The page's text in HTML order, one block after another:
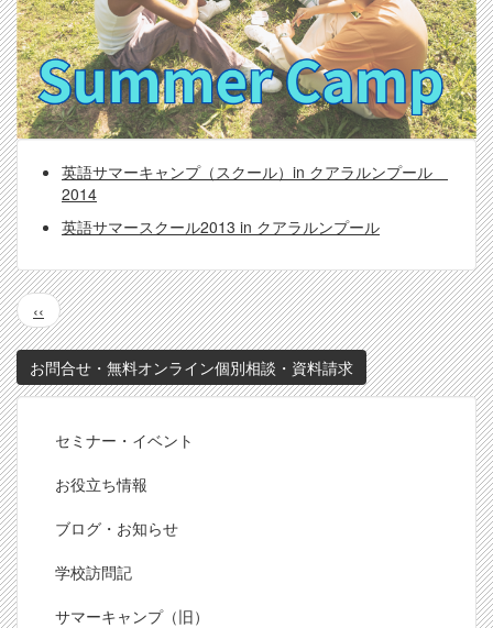
英語サマーキャンプ（スクール）in クアラルンプール
2014
英語サマースクール2013 in クアラルンプール
ペ
ー
ジ
送
り
前
ペ
ー
ジ
‹‹
お問合せ・無料オンライン個別相談・資料請求
Footer
セミナー・イベント
お役立ち情報
ブログ・お知らせ
学校訪問記
サマーキャンプ（旧）